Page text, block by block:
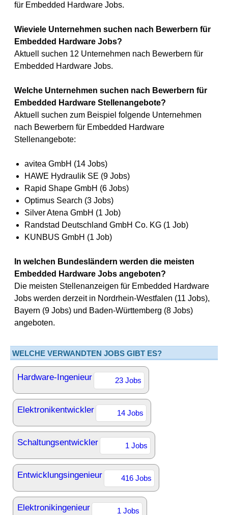
für Embedded Hardware Jobs.
Wieviele Unternehmen suchen nach Bewerbern für
Embedded Hardware Jobs?
Aktuell suchen 12 Unternehmen nach Bewerbern für
Embedded Hardware Jobs.
Welche Unternehmen suchen nach Bewerbern für
Embedded Hardware Stellenangebote?
Aktuell suchen zum Beispiel folgende Unternehmen
nach Bewerbern für Embedded Hardware
Stellenangebote:
avitea GmbH (14 Jobs)
HAWE Hydraulik SE (9 Jobs)
Rapid Shape GmbH (6 Jobs)
Optimus Search (3 Jobs)
Silver Atena GmbH (1 Job)
Randstad Deutschland GmbH Co. KG (1 Job)
KUNBUS GmbH (1 Job)
In welchen Bundesländern werden die meisten
Embedded Hardware Jobs angeboten?
Die meisten Stellenanzeigen für Embedded Hardware
Jobs werden derzeit in Nordrhein-Westfalen (11 Jobs),
Bayern (9 Jobs) und Baden-Württemberg (8 Jobs)
angeboten.
WELCHE VERWANDTEN JOBS GIBT ES?
Hardware-Ingenieur 23 Jobs
Elektronikentwickler 14 Jobs
Schaltungsentwickler 1 Jobs
Entwicklungsingenieur 416 Jobs
Elektronikingenieur 1 Jobs